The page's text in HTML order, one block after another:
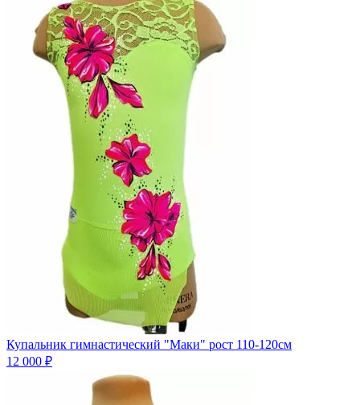
Купальник гимнастический "Маки" рост 110-120см
12 000 ₽